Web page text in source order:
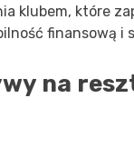
klubem, które
finansową i
na